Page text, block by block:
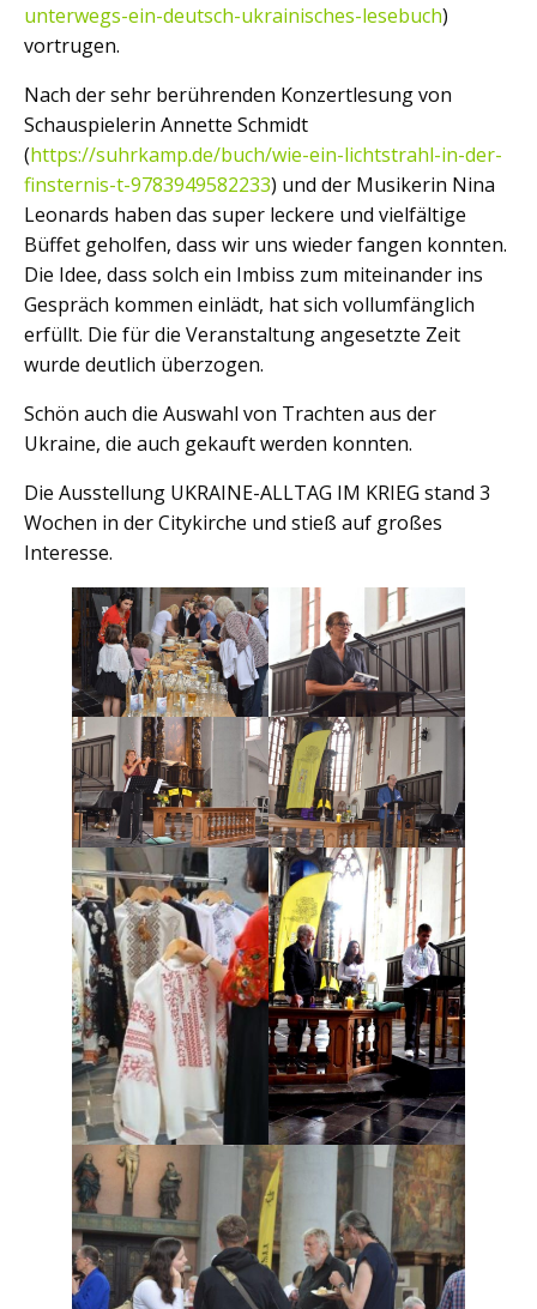
unterwegs-ein-deutsch-ukrainisches-lesebuch)
vortrugen.
Nach der sehr berührenden Konzertlesung von
Schauspielerin Annette Schmidt
(https://suhrkamp.de/buch/wie-ein-lichtstrahl-in-der-
finsternis-t-9783949582233) und der Musikerin Nina
Leonards haben das super leckere und vielfältige
Büffet geholfen, dass wir uns wieder fangen konnten.
Die Idee, dass solch ein Imbiss zum miteinander ins
Gespräch kommen einlädt, hat sich vollumfänglich
erfüllt. Die für die Veranstaltung angesetzte Zeit
wurde deutlich überzogen.
Schön auch die Auswahl von Trachten aus der
Ukraine, die auch gekauft werden konnten.
Die Ausstellung UKRAINE-ALLTAG IM KRIEG stand 3
Wochen in der Citykirche und stieß auf großes
Interesse.